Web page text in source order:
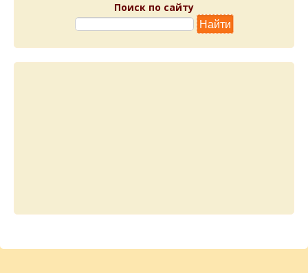
Поиск по сайту